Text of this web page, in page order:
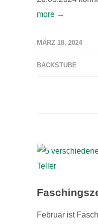
more →
MÄRZ 18, 2024
BACKSTUBE
Februar ist